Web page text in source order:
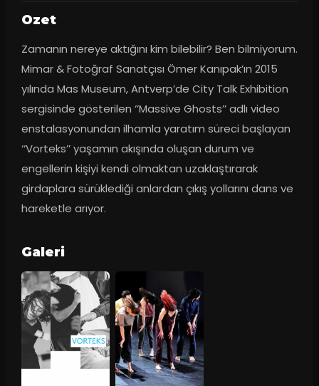
Ozet
Zamanın nereye aktığını kim bilebilir? Ben bilmiyorum.
Mimar & Fotoğraf Sanatçısı Ömer Kanıpak’ın 2015
yılında Mas Museum, Antverp’de City Talk Exhibition
sergisinde gösterilen ‘’Massive Ghosts’’ adlı video
enstalasyonundan ilhamla yaratım süreci başlayan
‘‘Vorteks’’ yaşamın akışında oluşan durum ve
engellerin kişiyi kendi olmaktan uzaklaştırarak
girdaplara sürüklediği anlardan çıkış yollarını dans ve
hareketle arıyor.
Galeri